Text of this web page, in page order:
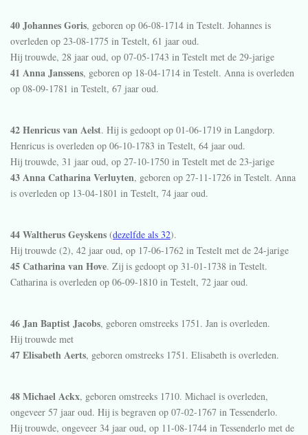
40 Johannes Goris, geboren op 06-08-1714 in Testelt. Johannes is
overleden op 23-08-1775 in Testelt, 61 jaar oud.
Hij trouwde, 28 jaar oud, op 07-05-1743 in Testelt met de 29-jarige
41 Anna Janssens, geboren op 18-04-1714 in Testelt. Anna is overleden
op 08-09-1781 in Testelt, 67 jaar oud.
42 Henricus van Aelst. Hij is gedoopt op 01-06-1719 in Langdorp.
Henricus is overleden op 06-10-1783 in Testelt, 64 jaar oud.
Hij trouwde, 31 jaar oud, op 27-10-1750 in Testelt met de 23-jarige
43 Anna Catharina Verluyten, geboren op 27-11-1726 in Testelt. Anna
is overleden op 13-04-1801 in Testelt, 74 jaar oud.
44 Waltherus Geyskens (dezelfde als 32).
Hij trouwde (2), 42 jaar oud, op 17-06-1762 in Testelt met de 24-jarige
45 Catharina van Hove. Zij is gedoopt op 31-01-1738 in Testelt.
Catharina is overleden op 06-09-1810 in Testelt, 72 jaar oud.
46 Jan Baptist Jacobs, geboren omstreeks 1751. Jan is overleden.
Hij trouwde met
47 Elisabeth Aerts, geboren omstreeks 1751. Elisabeth is overleden.
48 Michael Ackx, geboren omstreeks 1710. Michael is overleden,
ongeveer 57 jaar oud. Hij is begraven op 07-02-1767 in Tessenderlo.
Hij trouwde, ongeveer 34 jaar oud, op 11-08-1744 in Tessenderlo met de